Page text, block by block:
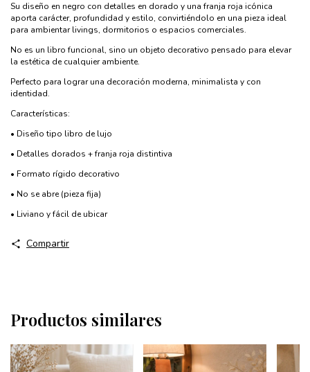
Su diseño en negro con detalles en dorado y una franja roja icónica
aporta carácter, profundidad y estilo, convirtiéndolo en una pieza ideal
para ambientar livings, dormitorios o espacios comerciales.
No es un libro funcional, sino un objeto decorativo pensado para elevar
la estética de cualquier ambiente.
Perfecto para lograr una decoración moderna, minimalista y con
identidad.
Características:
• Diseño tipo libro de lujo
• Detalles dorados + franja roja distintiva
• Formato rígido decorativo
• No se abre (pieza fija)
• Liviano y fácil de ubicar
Compartir
Productos similares